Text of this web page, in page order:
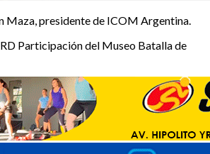
Maza, presidente de ICOM Argentina.
Participación del Museo Batalla de